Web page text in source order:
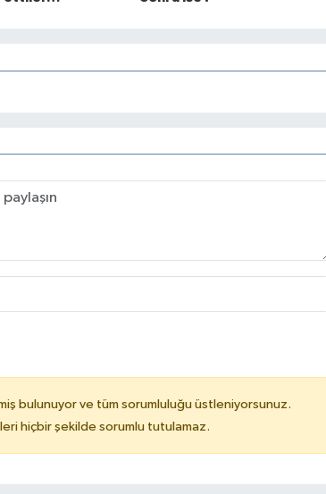
bulunuyor ve tüm sorumluluğu üstleniyorsunuz.
hiçbir şekilde sorumlu tutulamaz.